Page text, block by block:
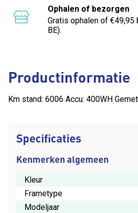
Productinformatie
Km stand: 6006 Accu: 400WH
Specificaties
Kenmerken algemeen
Kleur
Frametype
Modeljaar
Ophalen of bezorgen
Gratis ophalen of
BE).